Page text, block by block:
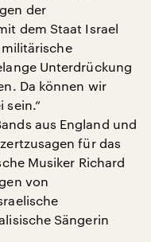
der
dem Staat Israel
Unterdrückung
Da können wir
sein.“
aus England und
für das
Musiker Richard
von
Sängerin